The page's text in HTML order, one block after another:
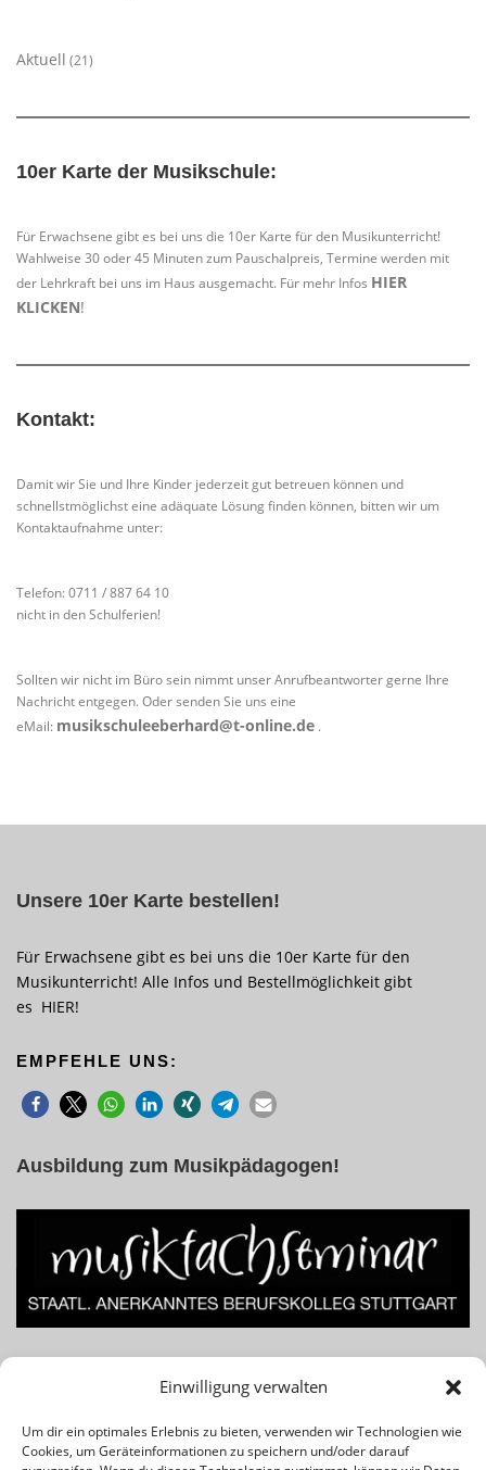
Einwilligung verwalten
Um dir ein optimales Erlebnis zu bieten, verwenden wir Technologien wie
Cookies, um Geräteinformationen zu speichern und/oder darauf
Aktuell (21)
10er Karte der Musikschule:
Für Erwachsene gibt es bei uns die 10er Karte für den Musikunterricht!
Wahlweise 30 oder 45 Minuten zum Pauschalpreis, Termine werden mit
der Lehrkraft bei uns im Haus ausgemacht. Für mehr Infos HIER
KLICKEN!
Kontakt:
Damit wir Sie und Ihre Kinder jederzeit gut betreuen können und
schnellstmöglichst eine adäquate Lösung finden können, bitten wir um
Kontaktaufnahme unter:
Telefon: 0711 / 887 64 10
nicht in den Schulferien!
Sollten wir nicht im Büro sein nimmt unser Anrufbeantworter gerne Ihre
Nachricht entgegen. Oder senden Sie uns eine
eMail: musikschuleeberhard@t-online.de .
Unsere 10er Karte bestellen!
Für Erwachsene gibt es bei uns die 10er Karte für den
Musikunterricht! Alle Infos und Bestellmöglichkeit gibt
es HIER!
EMPFEHLE UNS:
Ausbildung zum Musikpädagogen!
Lust am Beruf des Musiklehrers bzw. Musikpädagogen? Für
Infos einfach das Banner klicken!
Rechtliches & Wichtiges: